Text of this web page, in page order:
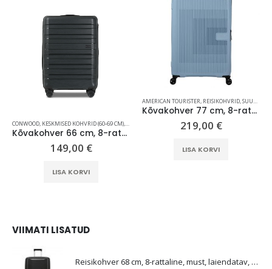
CONWOOD, KESKMISED KOHVRID (60-69 CM), REISIKOHVRID
Kõvakohver 66 cm, 8-rattaline, must (Jet Set), TSA koodlukk, Conwood Santa Cruz
149,00 €
LISA KORVI
AMERICAN TOURISTER, REISIKOHVRID,SUURED KOHVRID (70 CM +)
Kõvakohver 77 cm, 8-rattaline, sinakashall (Soho Grey), laiendatav, TSA koodlukk, American Tourister AeroStep
219,00 €
LISA KORVI
VIIMATI LISATUD
Reisikohver 68 cm, 8-rattaline, must, laiendatav, TSA koodlukk, Samsonite Upscape